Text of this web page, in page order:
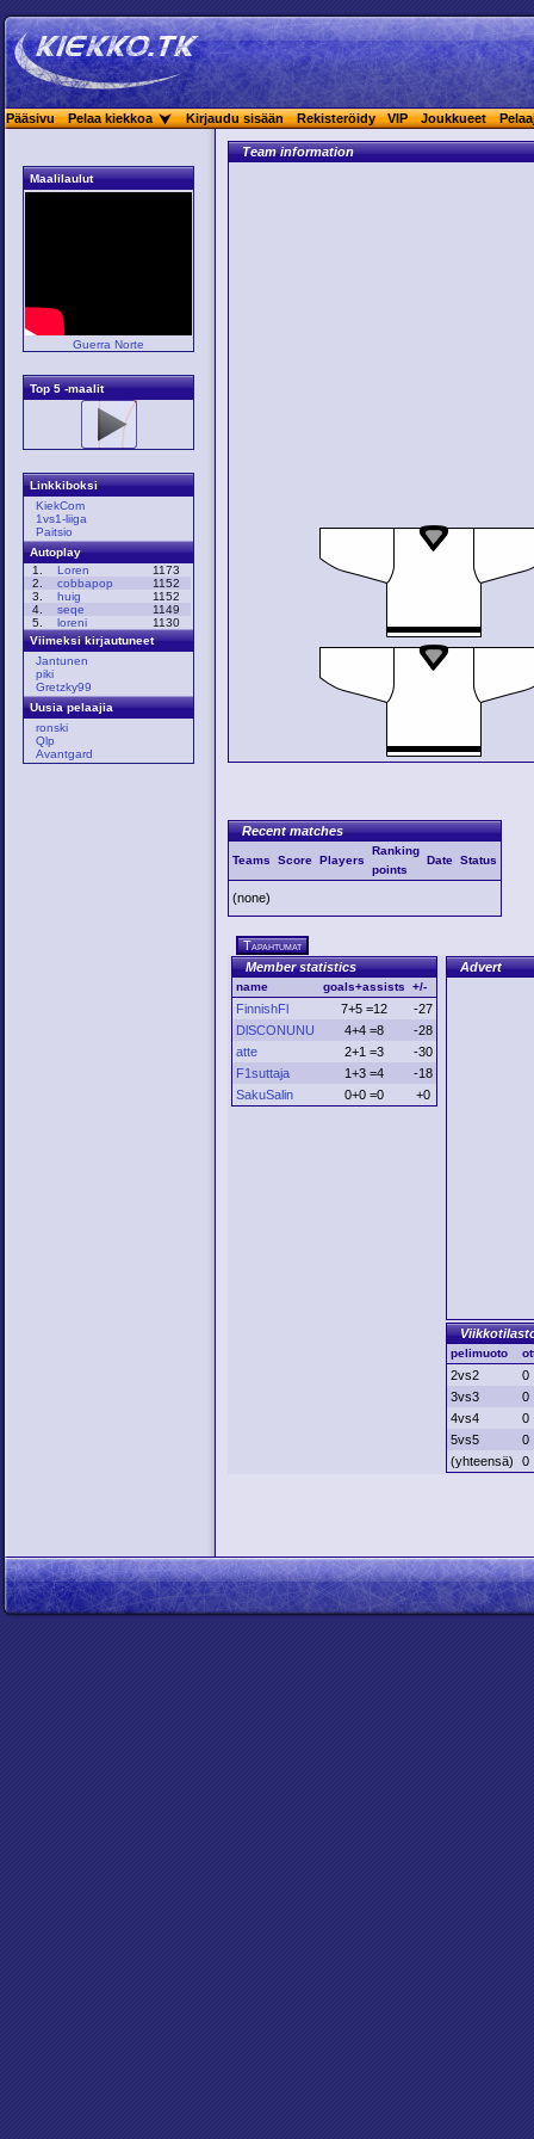
Pääsivu Pelaa kiekkoa Kirjaudu sisään Rekisteröidy VIP Joukkueet
Maalilaulut
Guerra Norte
Top 5 -maalit
Linkkiboksi
KiekCom
1vs1-liiga
Paitsio
Autoplay
1.
Loren
1173
2.
cobbapop
1152
3.
huig
1152
4.
seqe
1149
5.
loreni
1130
Viimeksi kirjautuneet
Jantunen
piki
Gretzky99
Uusia pelaajia
ronski
Qlp
Avantgard
Team information
Recent matches
Teams Score Players
Ranking
points
Date Status
(none)
Tapahtumat
Member statistics
name goals+assists +/-
FinnishFl 7+5 =12
-27
DlSCONUNU
4+4 =8
-28
atte
2+1 =3
-30
F1suttaja
1+3 =4
-18
SakuSalin
0+0 =0 +0
Advert
pelimuoto
2vs2
0
3vs3
0
4vs4
0
5vs5
0
(yhteensä)
0